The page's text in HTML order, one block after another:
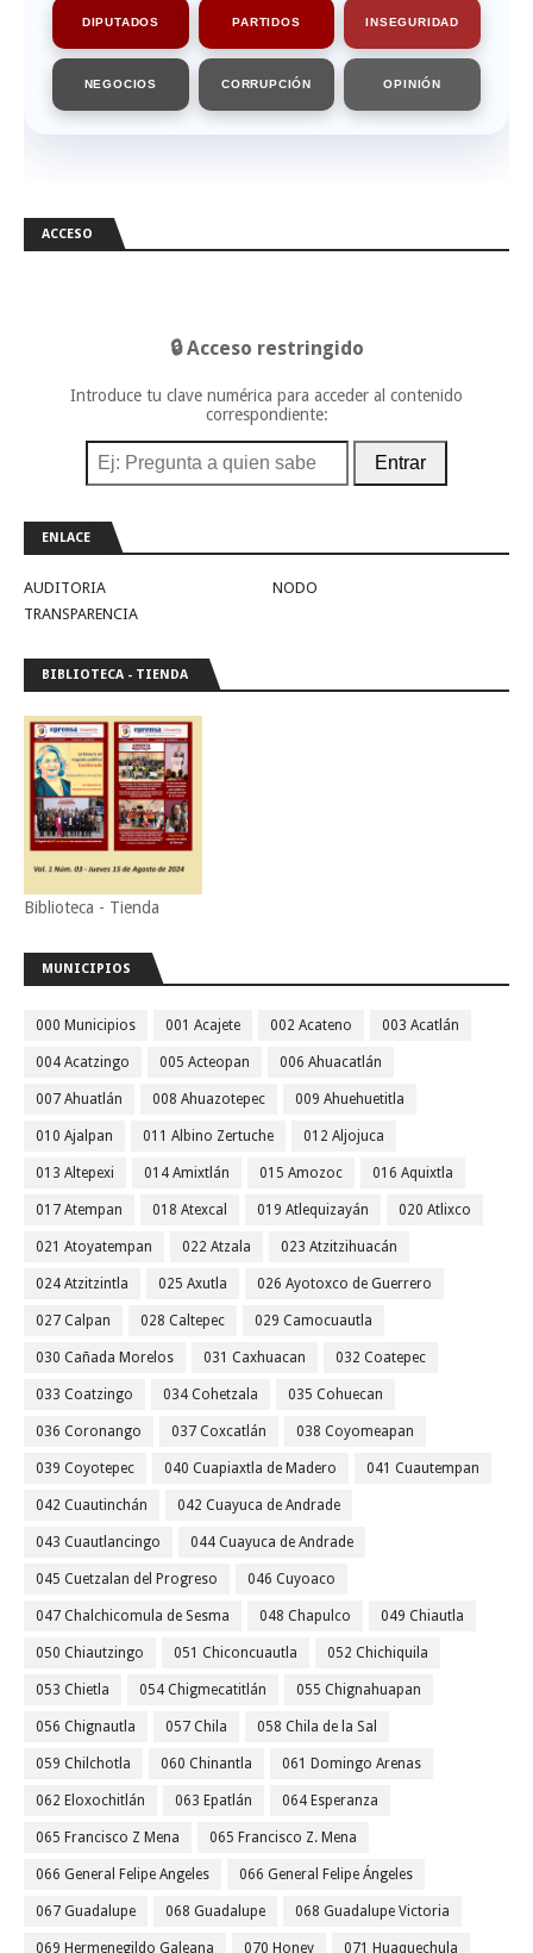
DIPUTADOS PARTIDOS INSEGURIDAD
NEGOCIOS CORRUPCIÓN OPINIÓN
ACCESO
🔒 Acceso restringido
Introduce tu clave numérica para acceder al contenido
correspondiente:
Entrar
ENLACE
AUDITORIA
NODO
TRANSPARENCIA
BIBLIOTECA - TIENDA
Biblioteca - Tienda
MUNICIPIOS
000 Municipios 001 Acajete 002 Acateno 003 Acatlán
004 Acatzingo 005 Acteopan 006 Ahuacatlán
007 Ahuatlán 008 Ahuazotepec 009 Ahuehuetitla
010 Ajalpan 011 Albino Zertuche 012 Aljojuca
013 Altepexi 014 Amixtlán 015 Amozoc 016 Aquixtla
017 Atempan 018 Atexcal 019 Atlequizayán 020 Atlixco
021 Atoyatempan 022 Atzala 023 Atzitzihuacán
024 Atzitzintla 025 Axutla 026 Ayotoxco de Guerrero
027 Calpan 028 Caltepec 029 Camocuautla
030 Cañada Morelos 031 Caxhuacan 032 Coatepec
033 Coatzingo 034 Cohetzala 035 Cohuecan
036 Coronango 037 Coxcatlán 038 Coyomeapan
039 Coyotepec 040 Cuapiaxtla de Madero 041 Cuautempan
042 Cuautinchán 042 Cuayuca de Andrade
043 Cuautlancingo 044 Cuayuca de Andrade
045 Cuetzalan del Progreso 046 Cuyoaco
047 Chalchicomula de Sesma 048 Chapulco 049 Chiautla
050 Chiautzingo 051 Chiconcuautla 052 Chichiquila
053 Chietla 054 Chigmecatitlán 055 Chignahuapan
056 Chignautla 057 Chila 058 Chila de la Sal
059 Chilchotla 060 Chinantla 061 Domingo Arenas
062 Eloxochitlán 063 Epatlán 064 Esperanza
065 Francisco Z Mena 065 Francisco Z. Mena
066 General Felipe Angeles 066 General Felipe Ángeles
067 Guadalupe 068 Guadalupe 068 Guadalupe Victoria
069 Hermenegildo Galeana 070 Honey 071 Huaquechula